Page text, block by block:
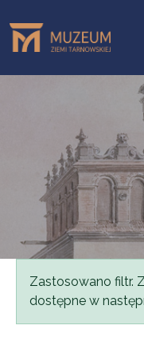
Status
Zastosowano filtr.
dostępne w